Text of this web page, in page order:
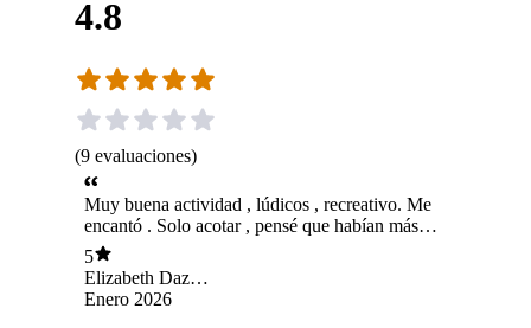
4.8
(9 evaluaciones)
Muy buena actividad , lúdicos , recreativo. Me
encantó . Solo acotar , pensé que habían más
cachorros
5
Elizabeth Daz
Elgueta
Enero 2026